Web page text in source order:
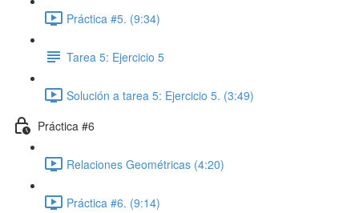
Práctica #5. (9:34)
Tarea 5: Ejercicio 5
Solución a tarea 5: Ejercicio 5. (3:49)
Práctica #6
Relaciones Geométricas (4:20)
Práctica #6. (9:14)